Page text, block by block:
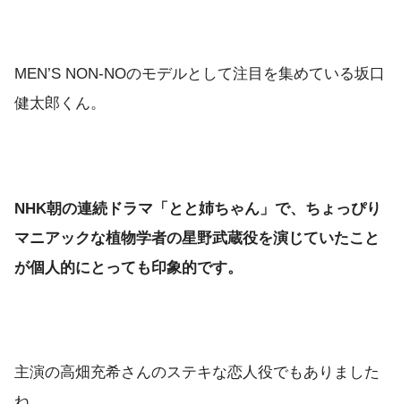
MEN’S NON-NOのモデルとして注目を集めている坂口
健太郎くん。
NHK朝の連続ドラマ「とと姉ちゃん」で、ちょっぴり
マニアックな植物学者の星野武蔵役を演じていたこと
が個人的にとっても印象的です。
主演の高畑充希さんのステキな恋人役でもありました